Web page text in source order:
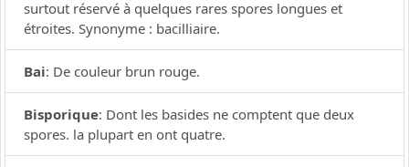
surtout réservé à quelques rares spores longues et
étroites. Synonyme : bacilliaire.
Bai: De couleur brun rouge.
Bisporique: Dont les basides ne comptent que deux
spores. la plupart en ont quatre.